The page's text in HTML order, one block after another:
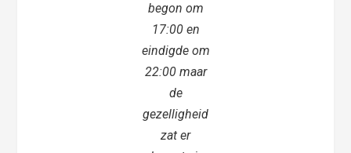
begon om
17:00 en
eindigde om
22:00 maar
de
gezelligheid
zat er